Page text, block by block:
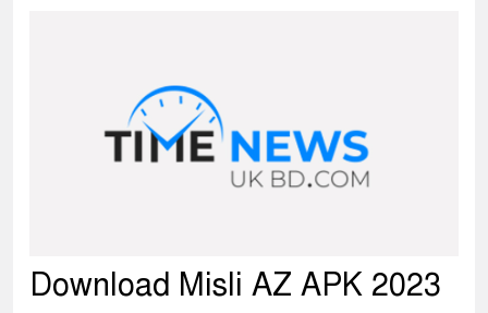
Download Misli AZ APK 2023